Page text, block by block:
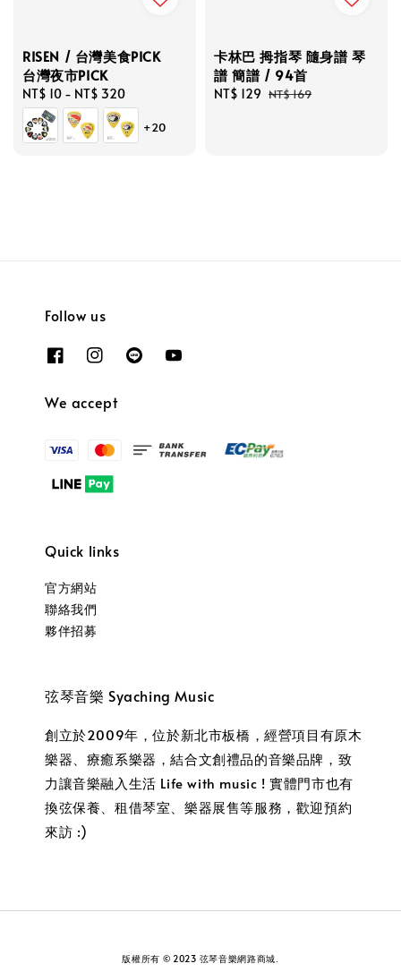
RISEN / 台灣美食PICK
台灣夜市PICK
Regular
price
NT$ 10 - NT$ 320
+20
卡林巴 拇指琴 隨身譜 琴
譜 簡譜 / 94首
Sale
NT$ 129 Regular
NT$ 169
Follow us
We accept
Quick links
官方網站
聯絡我們
夥伴招募
弦琴音樂 Syaching Music
創立於2009年，位於新北市板橋，經營項目有原木
樂器、療癒系樂器，結合文創禮品的音樂品牌，致
力讓音樂融入生活 Life with music ! 實體門市也有
換弦保養、租借琴室、樂器展售等服務，歡迎預約
來訪 :)
版權所有 © 2023 弦琴音樂網路商城.